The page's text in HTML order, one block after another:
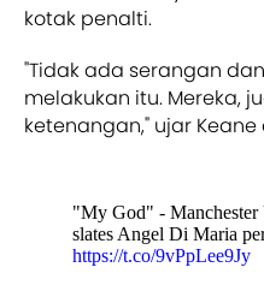
kotak penalti.
"Tidak ada serangan
melakukan itu. Mereka,
ketenangan," ujar
"My God" - Manchester
slates Angel Di Maria
https://t.co/9vPpLee9Jy